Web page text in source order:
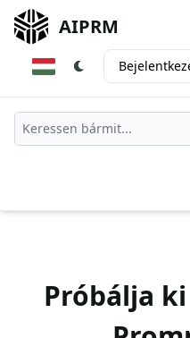
AIPRM
Próbálja